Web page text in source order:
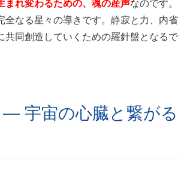
まれ変わるための、魂の産声なのです。
全なる星々の導きです。静寂と力、内省
共同創造していくための羅針盤となるで
宇宙の心臓と繋がる